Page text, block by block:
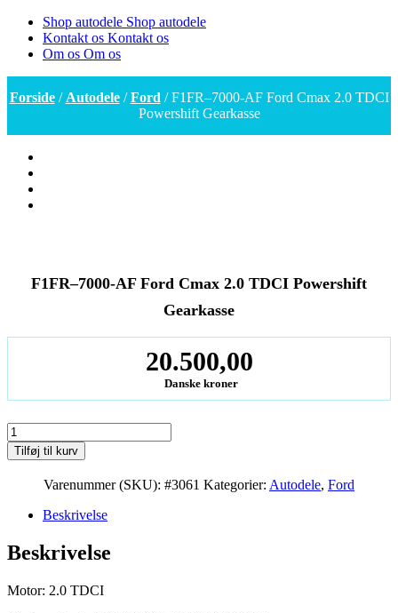
Shop autodele Shop autodele
Kontakt os Kontakt os
Om os Om os
Forside/ Autodele/Ford / F1FR–7000-AF Ford Cmax 2.0 TDCI
Powershift Gearkasse
F1FR–7000-AF Ford Cmax 2.0 TDCI Powershift
Gearkasse
20.500,00
Danske kroner
F1FR-
-7000-
AF
Powershift
Gearkasse
Tilføj til kurv
Varenummer (SKU): #3061 Kategorier: Autodele, Ford
Beskrivelse
Beskrivelse
Motor: 2.0 TDCI